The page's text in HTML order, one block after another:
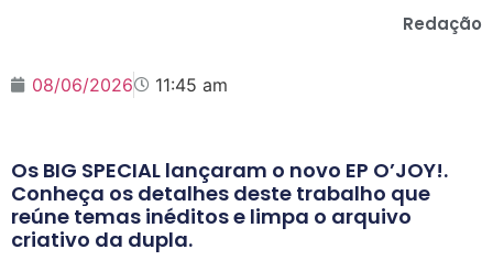
Redação
08/06/2026 11:45 am
Os BIG SPECIAL lançaram o novo EP O’JOY!.
Conheça os detalhes deste trabalho que
reúne temas inéditos e limpa o arquivo
criativo da dupla.